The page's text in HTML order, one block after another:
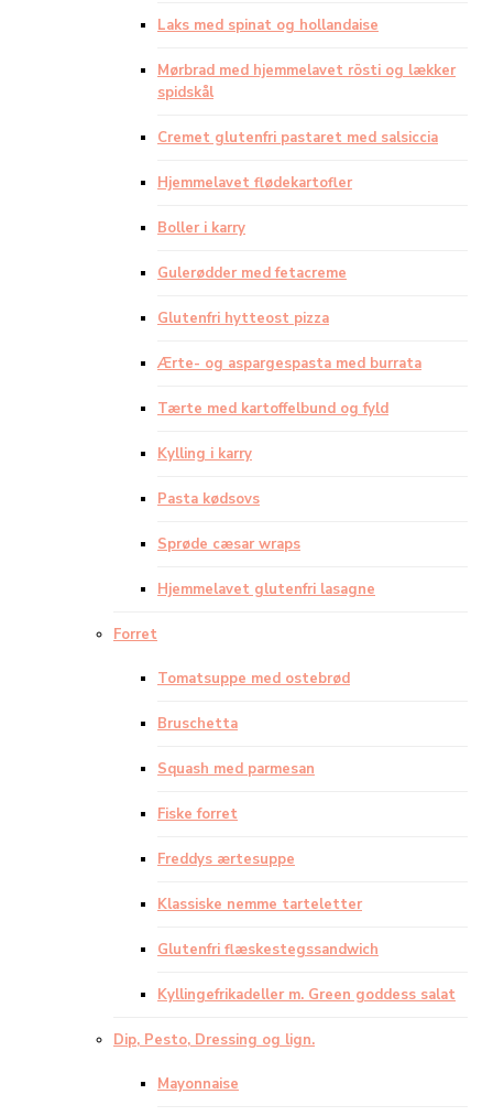
Laks med spinat og hollandaise
Mørbrad med hjemmelavet rösti og lækker
spidskål
Cremet glutenfri pastaret med salsiccia
Hjemmelavet flødekartofler
Boller i karry
Gulerødder med fetacreme
Glutenfri hytteost pizza
Ærte- og aspargespasta med burrata
Tærte med kartoffelbund og fyld
Kylling i karry
Pasta kødsovs
Sprøde cæsar wraps
Hjemmelavet glutenfri lasagne
Forret
Tomatsuppe med ostebrød
Bruschetta
Squash med parmesan
Fiske forret
Freddys ærtesuppe
Klassiske nemme tarteletter
Glutenfri flæskestegssandwich
Kyllingefrikadeller m. Green goddess salat
Dip, Pesto, Dressing og lign.
Mayonnaise